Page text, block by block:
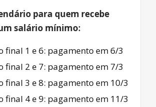
para quem recebe
salário mínimo:
final 1 e 6: pagamento em 6/3
final 2 e 7: pagamento em 7/3
final 3 e 8: pagamento em 10/3
final 4 e 9: pagamento em 11/3